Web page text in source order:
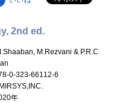
2nd ed.
M.Rezvani & P.R.C
0-323-66112-6
年